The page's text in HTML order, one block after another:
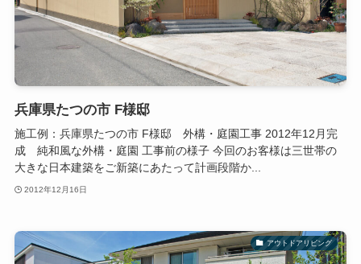
兵庫県たつの市 F様邸
施工例：兵庫県たつの市 F様邸 外構・庭園工事 2012年12月完
成 純和風な外構・庭園 工事前の様子 今回のお客様は三世帯の
大きな日本建築をご新築にあたって計画段階か...
2012年12月16日
アウトドアリビング